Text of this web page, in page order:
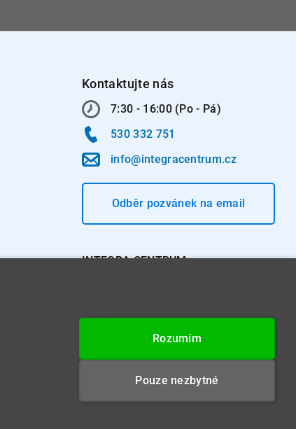
Kontaktujte nás
7:30 - 16:00 (Po - Pá)
530 332 751
info@integracentrum.cz
Odběr pozvánekna email
INTEGRA CENTRUM s.r.o.
IČ: 26234203
DIČ: CZ26234203Rozumím
Pouze nezbytné